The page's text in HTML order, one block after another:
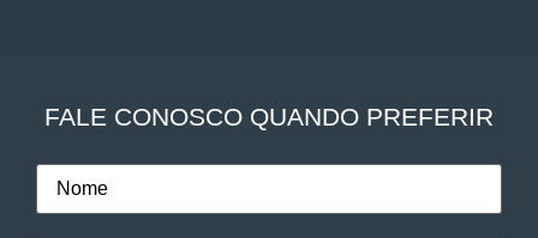
FALE CONOSCO QUANDO PREFERIR